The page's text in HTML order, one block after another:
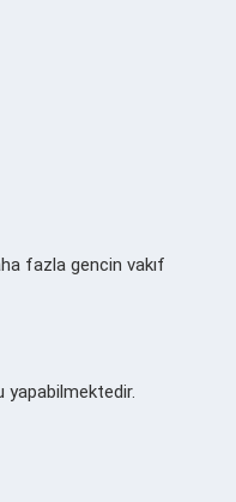
fazla gencin vakıf
yapabilmektedir.